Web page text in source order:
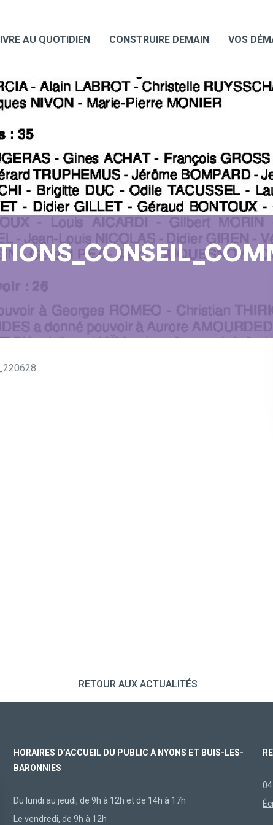
AU QUOTIDIEN CONSTRUIRE DEMAIN VOS
RETOUR AUX ACTUALITÉS
HORAIRES D’ACCUEIL DU PUBLIC À NYONS ET BUIS-LES-
BARONNIES
Du lundi au jeudi, de 9h à 12h et de 14h à 17h
Le vendredi, de 9h à 12h